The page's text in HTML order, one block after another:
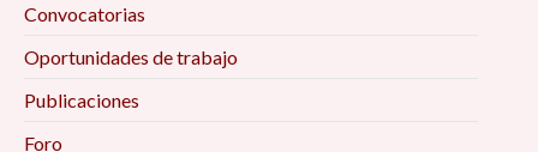
Convocatorias
Oportunidades de trabajo
Publicaciones
Foro